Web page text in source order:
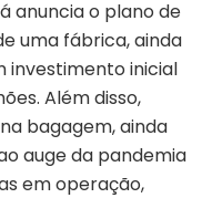
anuncia o plano de
uma fábrica, ainda
investimento inicial
Além disso,
bagagem, ainda
auge da pandemia
em operação,